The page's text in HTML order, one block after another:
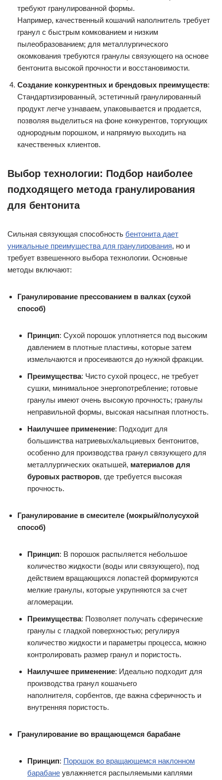
требуют гранулированной формы.
Например, качественный кошачий наполнитель требует
гранул с быстрым комкованием и низким
пылеобразованием; для металлургического
окомкования требуются гранулы связующего на основе
бентонита высокой прочности и восстановимости.
Создание конкурентных и брендовых преимуществ:
Стандартизированный, эстетичный гранулированный
продукт легче узнаваем, упаковывается и продается,
позволяя выделиться на фоне конкурентов, торгующих
однородным порошком, и напрямую выходить на
качественных клиентов.
Выбор технологии: Подбор наиболее
подходящего метода гранулирования
для бентонита
Сильная связующая способность бентонита дает
уникальные преимущества для гранулирования, но и
требует взвешенного выбора технологии. Основные
методы включают:
Гранулирование прессованием в валках (сухой
способ)
Принцип: Сухой порошок уплотняется под высоким
давлением в плотные пластины, которые затем
измельчаются и просеиваются до нужной фракции.
Преимущества: Чисто сухой процесс, не требует
сушки, минимальное энергопотребление; готовые
гранулы имеют очень высокую прочность; гранулы
неправильной формы, высокая насыпная плотность.
Наилучшее применение: Подходит для
большинства натриевых/кальциевых бентонитов,
особенно для производства гранул связующего для
металлургических окатышей, материалов для
буровых растворов, где требуется высокая
прочность.
Гранулирование в смесителе (мокрый/полусухой
способ)
Принцип: В порошок распыляется небольшое
количество жидкости (воды или связующего), под
действием вращающихся лопастей формируются
мелкие гранулы, которые укрупняются за счет
агломерации.
Преимущества: Позволяет получать сферические
гранулы с гладкой поверхностью; регулируя
количество жидкости и параметры процесса, можно
контролировать размер гранул и пористость.
Наилучшее применение: Идеально подходит для
производства гранул кошачьего
наполнителя, сорбентов, где важна сферичность и
внутренняя пористость.
Гранулирование во вращающемся барабане
Принцип: Порошок во вращающемся наклонном
барабане увлажняется распыляемыми каплями